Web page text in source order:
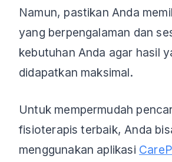
Namun, pastikan Anda
yang berpengalaman dan
kebutuhan Anda agar hasil
didapatkan maksimal.
Untuk mempermudah
fisioterapis terbaik, Anda
menggunakan aplikasi